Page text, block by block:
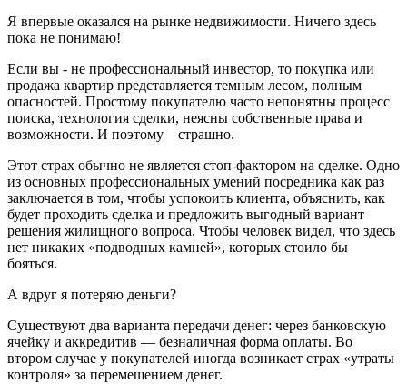
Я впервые оказался на рынке недвижимости. Ничего здесь
пока не понимаю!
Если вы - не профессиональный инвестор, то покупка или
продажа квартир представляется темным лесом, полным
опасностей. Простому покупателю часто непонятны процесс
поиска, технология сделки, неясны собственные права и
возможности. И поэтому – страшно.
Этот страх обычно не является стоп-фактором на сделке. Одно
из основных профессиональных умений посредника как раз
заключается в том, чтобы успокоить клиента, объяснить, как
будет проходить сделка и предложить выгодный вариант
решения жилищного вопроса. Чтобы человек видел, что здесь
нет никаких «подводных камней», которых стоило бы
бояться.
А вдруг я потеряю деньги?
Существуют два варианта передачи денег: через банковскую
ячейку и аккредитив — безналичная форма оплаты. Во
втором случае у покупателей иногда возникает страх «утраты
контроля» за перемещением денег.